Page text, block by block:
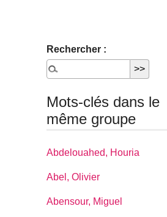
Rechercher :
Mots-clés dans le
même groupe
Abdelouahed, Houria
Abel, Olivier
Abensour, Miguel